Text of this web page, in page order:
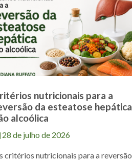
nutricionais para a
da esteatose hepática
alcoólica
28 de julho de 2026
critérios nutricionais para a reversão